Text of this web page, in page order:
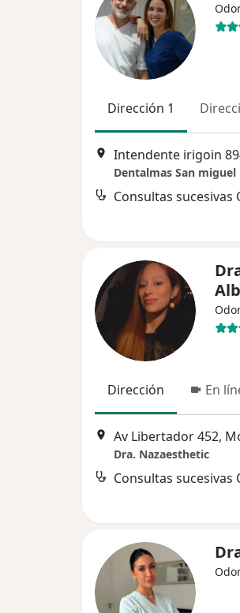
Dirección 1
Intendente irigoin
Dentalmas San miguel
Consultas
Dirección En
Av Libertador 452,
Dra. Nazaesthetic
Consultas